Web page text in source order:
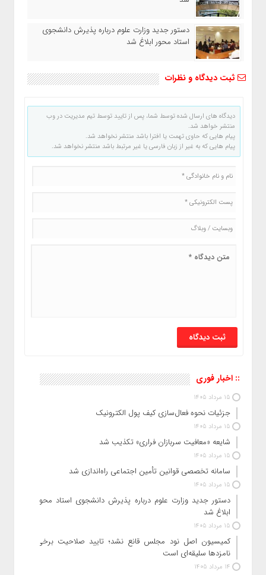
دستور جدید وزارت علوم درباره پذیرش دانشجوی
استاد محور ابلاغ شد
ثبت دیدگاه و نظرات
دیدگاه های ارسال شده توسط شما، پس از تایید توسط تیم مدیریت در وب
منتشر خواهد شد.
پیام هایی که حاوی تهمت یا افترا باشد منتشر نخواهد شد.
پیام هایی که به غیر از زبان فارسی یا غیر مرتبط باشد منتشر نخواهد شد.
:: اخبار فوری
15 مرداد 1405
جزئیات نحوه فعال‌سازی کیف پول الکترونیک
15 مرداد 1405
شایعه «معافیت سربازان فراری» تکذیب شد
15 مرداد 1405
سامانه تخصصی قوانین تأمین اجتماعی راه‌اندازی شد
15 مرداد 1405
دستور جدید وزارت علوم درباره پذیرش دانشجوی استاد محور
ابلاغ شد
15 مرداد 1405
کمیسیون اصل نود مجلس قانع نشد؛ تایید صلاحیت برخی
نامزدها سلیقه‌ای است
14 مرداد 1405